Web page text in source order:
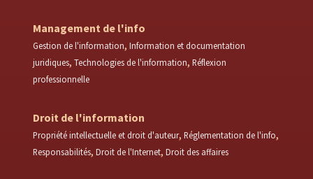
Management de l'info
Gestion de l'information Information et documentation
juridiques Technologies de l'information Réflexion
professionnelle
Droit de l'information
Propriété intellectuelle et droit d'auteur Réglementation de l'info
Responsabilités Droit de l'Internet Droit des affaires